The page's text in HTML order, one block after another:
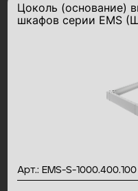
Цоколь (основание)
шкафов серии EMS
Арт.: EMS-S-1000.400.100